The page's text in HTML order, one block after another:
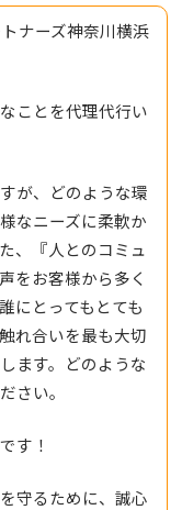
ナーズ神奈川横浜
ことを代理代行い
が、どのような環
なニーズに柔軟か
、『人とのコミュ
をお客様から多く
にとってもとても
れ合いを最も大切
ます。どのような
さい。
す！
守るために、誠心